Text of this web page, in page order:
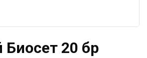
Биосет 20 бр